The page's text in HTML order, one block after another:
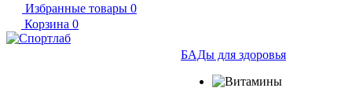
Избранные товары 0
Корзина 0
БАДы для здоровья